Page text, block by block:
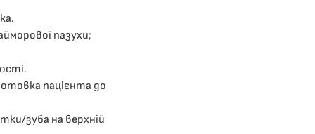
пазухи;
пацієнта до
зуба на верхній